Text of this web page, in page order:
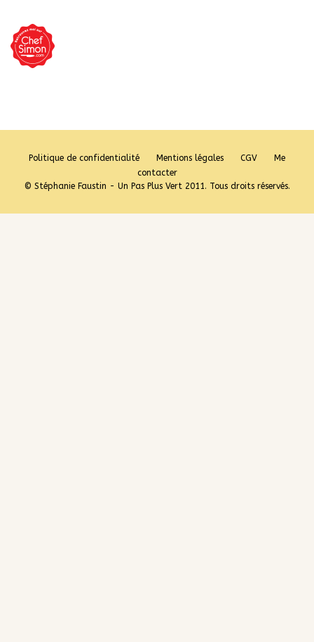
Politique de confidentialité Mentions légales CGV
Me
contacter
© Stéphanie Faustin - Un Pas Plus Vert 2011. Tous droits réservés.